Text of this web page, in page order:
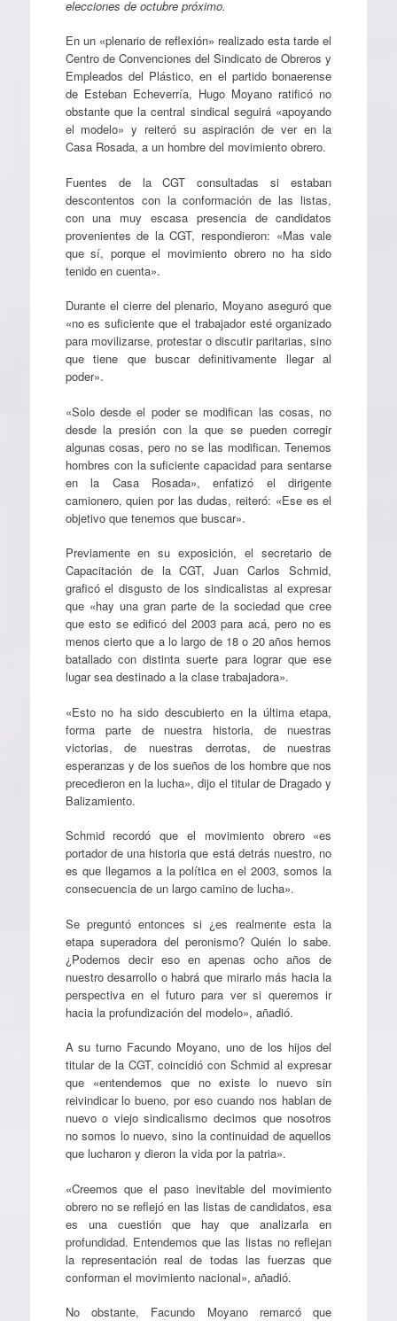
elecciones de octubre próximo.
En un «plenario de reflexión» realizado esta tarde el
Centro de Convenciones del Sindicato de Obreros y
Empleados del Plástico, en el partido bonaerense
de Esteban Echeverría, Hugo Moyano ratificó no
obstante que la central sindical seguirá «apoyando
el modelo» y reiteró su aspiración de ver en la
Casa Rosada, a un hombre del movimiento obrero.
Fuentes de la CGT consultadas si estaban
descontentos con la conformación de las listas,
con una muy escasa presencia de candidatos
provenientes de la CGT, respondieron: «Mas vale
que sí, porque el movimiento obrero no ha sido
tenido en cuenta».
Durante el cierre del plenario, Moyano aseguró que
«no es suficiente que el trabajador esté organizado
para movilizarse, protestar o discutir paritarias, sino
que tiene que buscar definitivamente llegar al
poder».
«Solo desde el poder se modifican las cosas, no
desde la presión con la que se pueden corregir
algunas cosas, pero no se las modifican. Tenemos
hombres con la suficiente capacidad para sentarse
en la Casa Rosada», enfatizó el dirigente
camionero, quien por las dudas, reiteró: «Ese es el
objetivo que tenemos que buscar».
Previamente en su exposición, el secretario de
Capacitación de la CGT, Juan Carlos Schmid,
graficó el disgusto de los sindicalistas al expresar
que «hay una gran parte de la sociedad que cree
que esto se edificó del 2003 para acá, pero no es
menos cierto que a lo largo de 18 o 20 años hemos
batallado con distinta suerte para lograr que ese
lugar sea destinado a la clase trabajadora».
«Esto no ha sido descubierto en la última etapa,
forma parte de nuestra historia, de nuestras
victorias, de nuestras derrotas, de nuestras
esperanzas y de los sueños de los hombre que nos
precedieron en la lucha», dijo el titular de Dragado y
Balizamiento.
Schmid recordó que el movimiento obrero «es
portador de una historia que está detrás nuestro, no
es que llegamos a la política en el 2003, somos la
consecuencia de un largo camino de lucha».
Se preguntó entonces si ¿es realmente esta la
etapa superadora del peronismo? Quién lo sabe.
¿Podemos decir eso en apenas ocho años de
nuestro desarrollo o habrá que mirarlo más hacia la
perspectiva en el futuro para ver si queremos ir
hacia la profundización del modelo», añadió.
A su turno Facundo Moyano, uno de los hijos del
titular de la CGT, coincidió con Schmid al expresar
que «entendemos que no existe lo nuevo sin
reivindicar lo bueno, por eso cuando nos hablan de
nuevo o viejo sindicalismo decimos que nosotros
no somos lo nuevo, sino la continuidad de aquellos
que lucharon y dieron la vida por la patria».
«Creemos que el paso inevitable del movimiento
obrero no se reflejó en las listas de candidatos, esa
es una cuestión que hay que analizarla en
profundidad. Entendemos que las listas no reflejan
la representación real de todas las fuerzas que
conforman el movimiento nacional», añadió.
No obstante, Facundo Moyano remarcó que